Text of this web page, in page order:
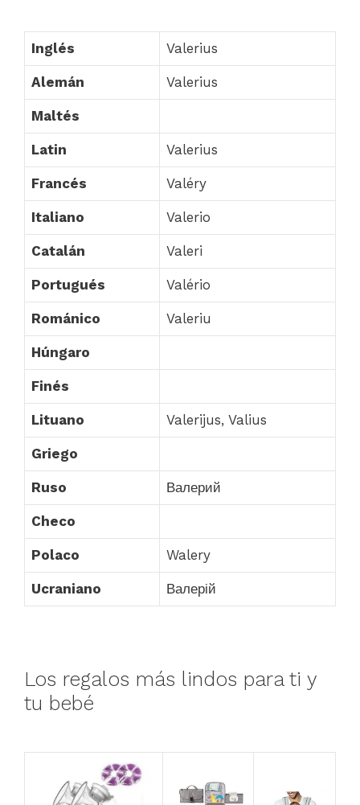
Inglés Valerius
Alemán Valerius
Maltés
Latin Valerius
Francés Valéry
Italiano Valerio
Catalán Valeri
Portugués Valério
Románico Valeriu
Húngaro
Finés
Lituano Valerijus, Valius
Griego
Ruso Валерий
Checo
Polaco Walery
Ucraniano Валерій
Los regalos más lindos para ti y
tu bebé